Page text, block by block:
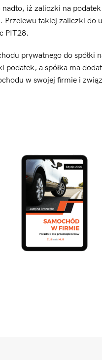
iż zaliczki na
Przelewu takiej zaliczki do
PIT28.
prywatnego do spółki
podatek, a spółka ma
w swojej firmie i